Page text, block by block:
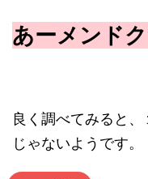
あーメンド
良く調べてみると
じゃないようです。